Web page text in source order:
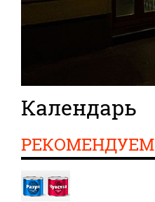
Календарь
РЕКОМЕНДУЕМ